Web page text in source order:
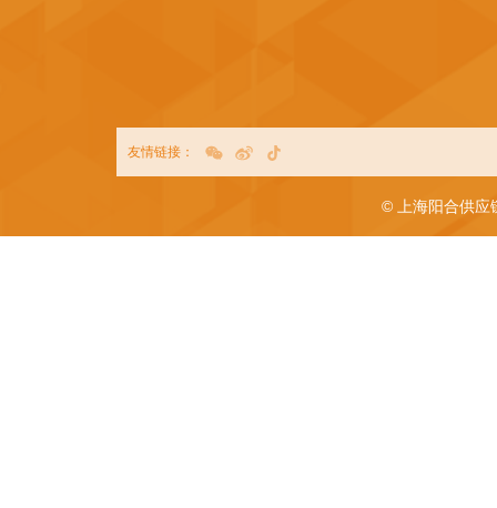
友情链接：
© 上海阳合供应